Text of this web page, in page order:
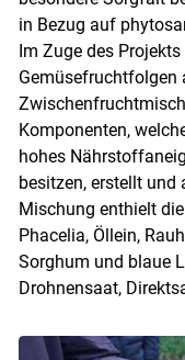
in Bezug auf
Im Zuge des
Gemüsefruchtfolgen
Komponenten,
hohes
besitzen, erstellt und
Mischung enthielt
Phacelia, Öllein,
Sorghum und blaue
Drohnensaat,